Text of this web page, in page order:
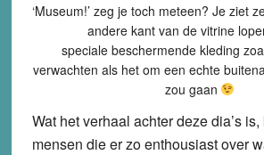
‘Museum!’ zeg je toch meteen? Je ziet
andere kant van de vitrine
speciale beschermende kleding
verwachten als het om een echte
zou gaan
Wat het verhaal achter deze dia’s
mensen die er zo enthousiast over